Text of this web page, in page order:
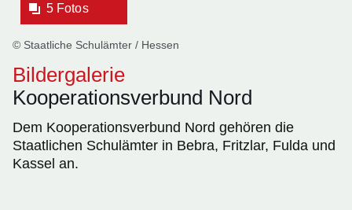
5 Fotos
© Staatliche Schulämter / Hessen
Bildergalerie
Kooperationsverbund Nord
Dem Kooperationsverbund Nord gehören die
Staatlichen Schulämter in Bebra, Fritzlar, Fulda und
Kassel an.